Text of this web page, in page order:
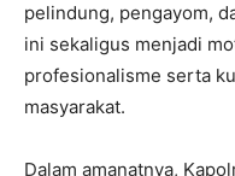
pelindung, pengayom,
ini sekaligus menjadi
profesionalisme serta
masyarakat.
Dalam amanatnya,